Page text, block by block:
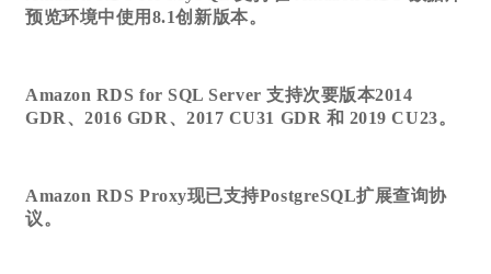
预览环境中使用8.1创新版本。
Amazon RDS for SQL Server 支持次要版本2014
GDR、2016 GDR、2017 CU31 GDR 和 2019 CU23。
Amazon RDS Proxy现已支持PostgreSQL扩展查询协
议。